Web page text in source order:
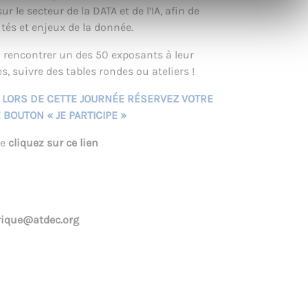
le secteur de la DATA et de l’IA, afin de
et enjeux de la donnée.
un des 50 exposants à leur
suivre des tables rondes ou ateliers !
DE CETTE JOURNÉE RÉSERVEZ VOTRE
« JE PARTICIPE »
cliquez sur ce lien